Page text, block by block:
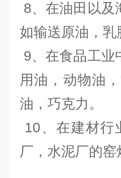
8、在油田以及
如输送原油，乳
9、在食品工业
用油，动物油
油，巧克力。
10、在建材行
厂，水泥厂的